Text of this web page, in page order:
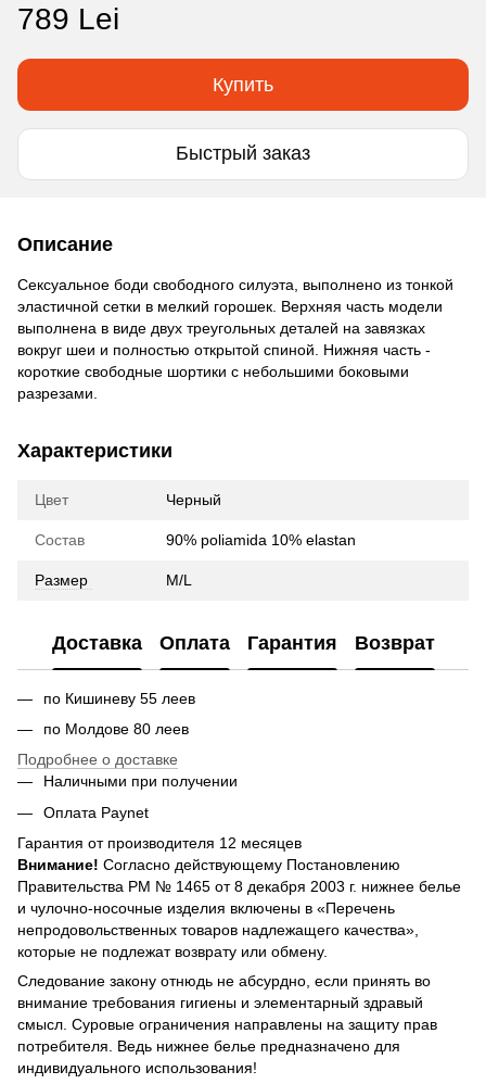
789 Lei
Купить
Быстрый заказ
Описание
Сексуальное боди свободного силуэта, выполнено из тонкой
эластичной сетки в мелкий горошек. Верхняя часть модели
выполнена в виде двух треугольных деталей на завязках
вокруг шеи и полностью открытой спиной. Нижняя часть -
короткие свободные шортики с небольшими боковыми
разрезами.
Характеристики
Цвет Черный
Состав 90% poliamida 10% elastan
Размер M/L
Доставка Оплата Гарантия Возврат
по Кишиневу 55 леев
по Молдове 80 леев
Подробнее о доставке
Наличными при получении
Оплата Paynet
Гарантия от производителя 12 месяцев
Внимание! Согласно действующему Постановлению
Правительства РМ № 1465 от 8 декабря 2003 г. нижнее белье
и чулочно-носочные изделия включены в «Перечень
непродовольственных товаров надлежащего качества»,
которые не подлежат возврату или обмену.
Следование закону отнюдь не абсурдно, если принять во
внимание требования гигиены и элементарный здравый
смысл. Суровые ограничения направлены на защиту прав
потребителя. Ведь нижнее белье предназначено для
индивидуального использования!